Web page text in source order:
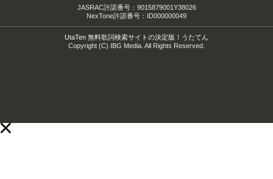
JASRAC許諾番号：9015879001Y38026
NexTone許諾番号：ID000000049
UtaTen 無料歌詞検索サイトの決定版！うたてん
Copyright (C) IBG Media. All Rights Reserved.